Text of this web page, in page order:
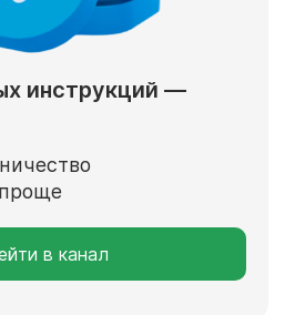
инструкций —
в канал